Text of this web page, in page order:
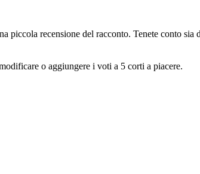
recensione del racconto. Tenete conto
o aggiungere i voti a 5 corti a piacere.